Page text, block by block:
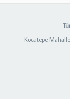
Kocatepe